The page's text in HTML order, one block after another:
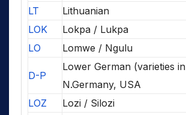
LT
Lithuanian
LOK
Lokpa / Lukpa
LO
Lomwe / Ngulu
D-P
Lower German (varieties in
N.Germany, USA
LOZ
Lozi / Silozi